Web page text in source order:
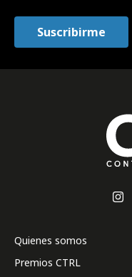
Quienes somos
Premios CTRL